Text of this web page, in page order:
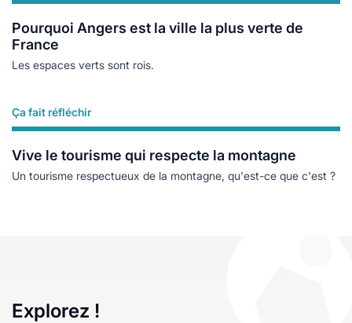
Pourquoi Angers est la ville la plus verte de
France
Les espaces verts sont rois.
Ça fait réfléchir
Vive le tourisme qui respecte la montagne
Un tourisme respectueux de la montagne, qu'est-ce que c'est ?
Lire plus
Explorez !